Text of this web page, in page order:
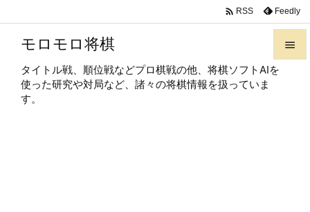
モロモロ将棋
タイトル戦、順位戦などプロ棋戦の他、将棋ソフトAIを
使った研究や対局など、諸々の将棋情報を扱っていま
す。

 RSS Feedly